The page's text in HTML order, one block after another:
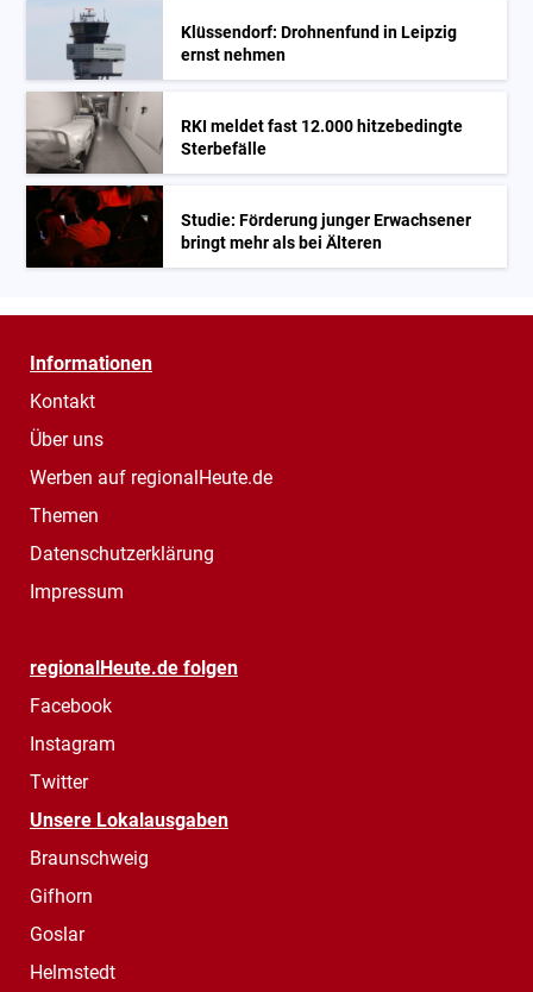
Klüssendorf: Drohnenfund in Leipzig
ernst nehmen
RKI meldet fast 12.000 hitzebedingte
Sterbefälle
Studie: Förderung junger Erwachsener
bringt mehr als bei Älteren
Informationen
Kontakt
Über uns
Werben auf regionalHeute.de
Themen
Datenschutzerklärung
Impressum
regionalHeute.de folgen
Facebook
Instagram
Twitter
Unsere Lokalausgaben
Braunschweig
Gifhorn
Goslar
Helmstedt